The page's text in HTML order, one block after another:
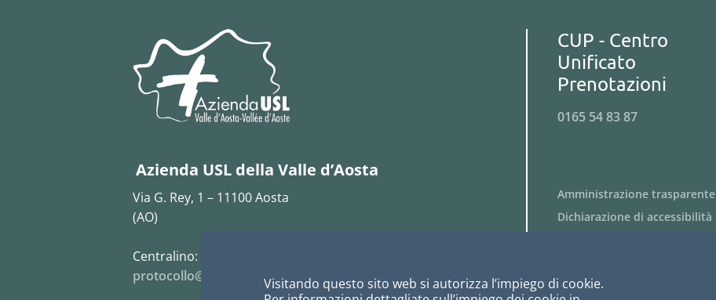
Azienda USL della Valle d’Aosta
Via G. Rey, 1 – 11100 Aosta
(AO)
Centralino:
protocollo@pec.ausl.vda.it
CUP - Centro
Unificato
Prenotazioni
0165 54 83 87
Amministrazione trasparente
Dichiarazione di accessibilità
Cookies
Visitando questo sito web si autorizza l’impiego di cookie.